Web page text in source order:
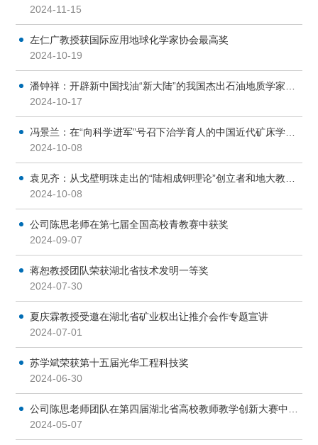
2024-11-15
左仁广教授获国际应用地球化学家协会最高奖
2024-10-19
潘钟祥：开辟新中国找油“新大陆”的我国杰出石油地质学家和地大石油专业奠基人
2024-10-17
冯景兰：在“向科学进军”号召下治学育人的中国近代矿床学奠基者和地大教学楷模
2024-10-08
袁见齐：从戈壁明珠走出的“陆相成钾理论”创立者和地大教学元勋
2024-10-08
公司陈思老师在第七届全国高校青教赛中获奖
2024-09-07
蒋恕教授团队荣获湖北省技术发明一等奖
2024-07-30
夏庆霖教授受邀在湖北省矿业权出让推介会作专题宣讲
2024-07-01
苏学斌荣获第十五届光华工程科技奖
2024-06-30
公司陈思老师团队在第四届湖北省高校教师教学创新大赛中荣获一等奖
2024-05-07